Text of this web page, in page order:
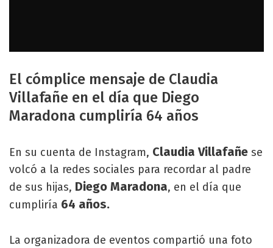
El cómplice mensaje de Claudia
Villafañe en el día que Diego
Maradona cumpliría 64 años
En su cuenta de Instagram, Claudia Villafañe se
volcó a la redes sociales para recordar al padre
de sus hijas, Diego Maradona, en el día que
cumpliría 64 años.
La organizadora de eventos compartió una foto